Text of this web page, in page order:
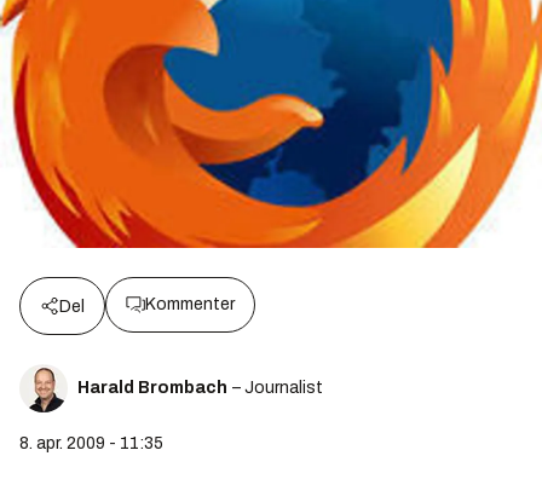
Del Kommenter
Harald Brombach – Journalist
8. apr. 2009 - 11:35